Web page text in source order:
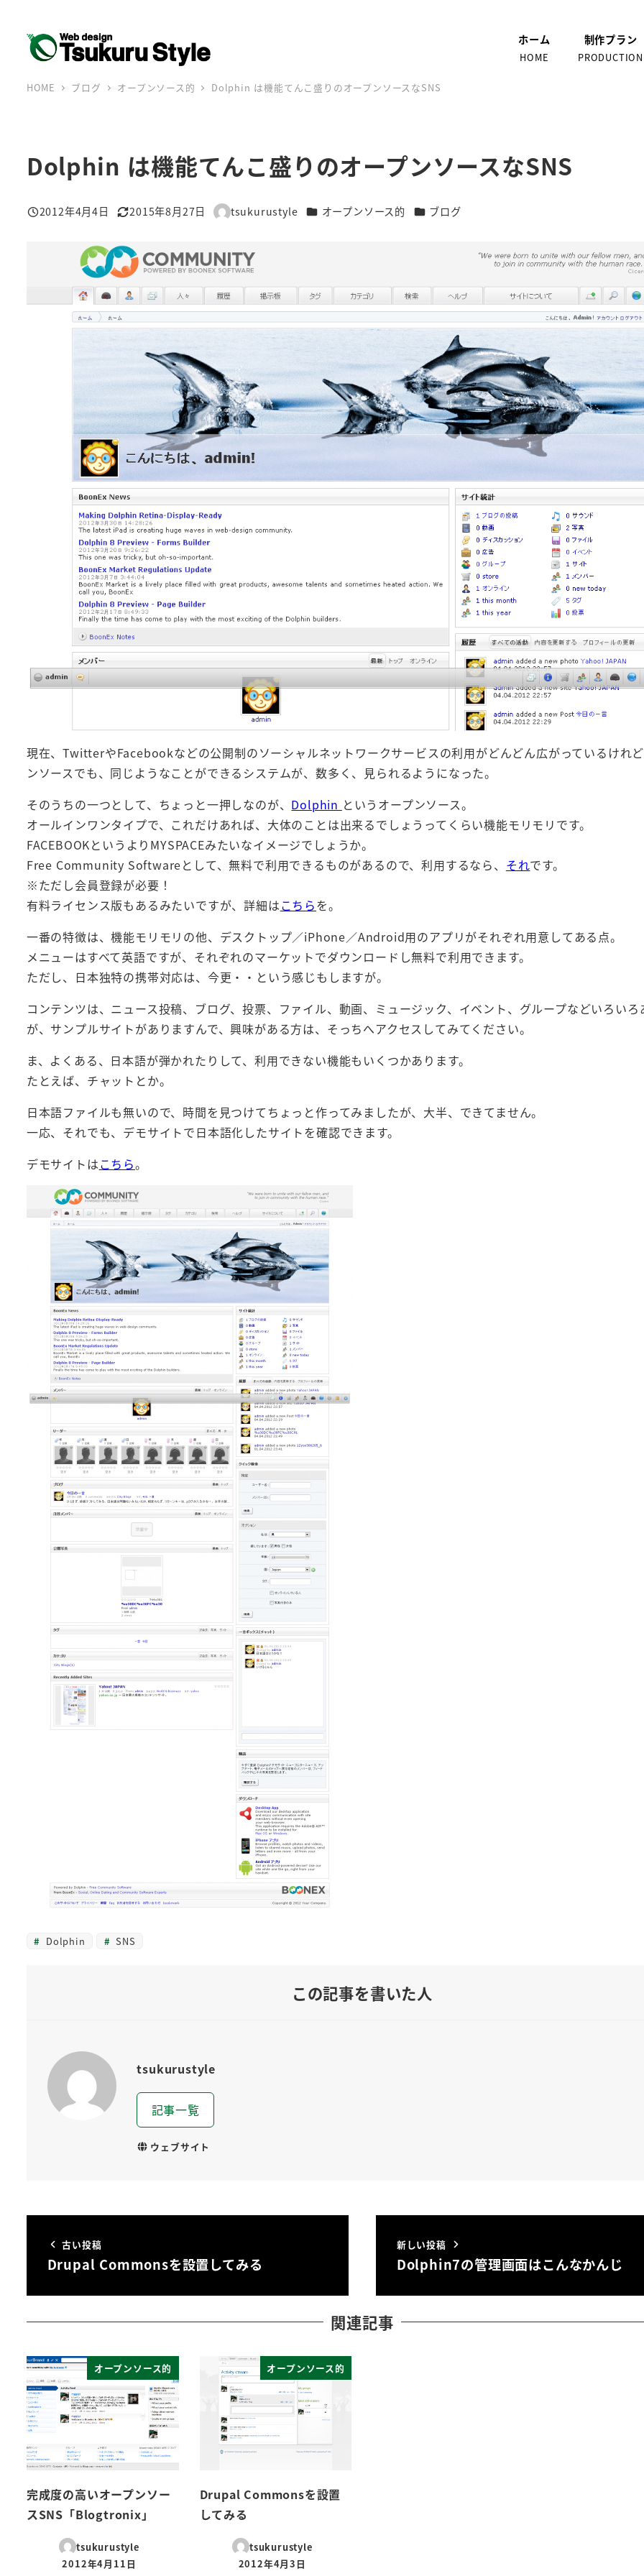
ホーム
HOME
制作プラン
PRODUCTION
HOME ブログ オープンソース的 Dolphin は機能てんこ盛りのオープンソースなSNS
Dolphin は機能てんこ盛りのオープンソースなSNS
投稿日
2012年4月4日
更新日
2015年8月27日
著
tsukurustyle カテゴリー
オープンソース的 カテゴリー
ブログ
現在、TwitterやFacebookなどの公開制のソーシャルネットワークサービスの利用がどんどん広がっているけれ
ンソースでも、同じようなことができるシステムが、数多く、見られるようになった。
そのうちの一つとして、ちょっと一押しなのが、 Dolphin というオープンソース。
オールインワンタイプで、これだけあれば、大体のことは出来るでしょうってくらい機能モリモリです。
FACEBOOKというよりMYSPACEみたいなイメージでしょうか。
Free Community Softwareとして、無料で利用できるものがあるので、利用するなら、 それです。
※ただし会員登録が必要！
有料ライセンス版もあるみたいですが、詳細はこちらを。
一番の特徴は、機能モリモリの他、デスクトップ／iPhone／Android用のアプリがそれぞれ用意してある点。
メニューはすべて英語ですが、それぞれのマーケットでダウンロードし無料で利用できます。
ただし、日本独特の携帯対応は、今更・・という感じもしますが。
コンテンツは、ニュース投稿、ブログ、投票、ファイル、動画、ミュージック、イベント、グループなどいろいろ
が、サンプルサイトがありますんで、興味がある方は、そっちへアクセスしてみてください。
ま、よくある、日本語が弾かれたりして、利用できない機能もいくつかあります。
たとえば、チャットとか。
日本語ファイルも無いので、時間を見つけてちょっと作ってみましたが、大半、できてません。
一応、それでも、デモサイトで日本語化したサイトを確認できます。
デモサイトはこちら。
Dolphin SNS
この記事を書いた人
tsukurustyle
記事一覧
ウェブサイト
古い投稿
Drupal Commonsを設置してみる
新しい投稿
Dolphin7の管理画面はこんなかんじ
関連記事
オープンソース的
完成度の高いオープンソー
スSNS「Blogtronix」
tsukurustyle
投稿日
2012年4月11日
オープンソース的
Drupal Commonsを設置
してみる
tsukurustyle
投稿日
2012年4月3日